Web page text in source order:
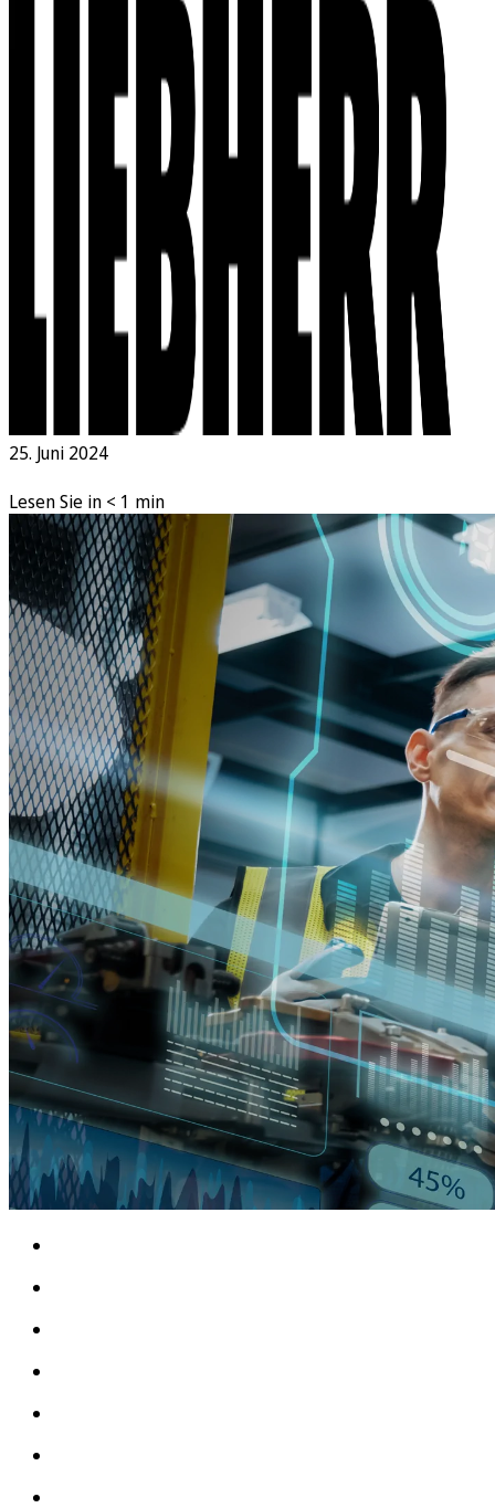
25. Juni 2024
Lesen Sie in < 1 min